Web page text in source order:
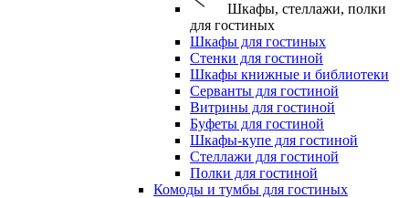
Шкафы, стеллажи, полки
для гостиных
Шкафы для гостиных
Стенки для гостиной
Шкафы книжные и библиотеки
Серванты для гостиной
Витрины для гостиной
Буфеты для гостиной
Шкафы-купе для гостиной
Стеллажи для гостиной
Полки для гостиной
Комоды и тумбы для гостиных